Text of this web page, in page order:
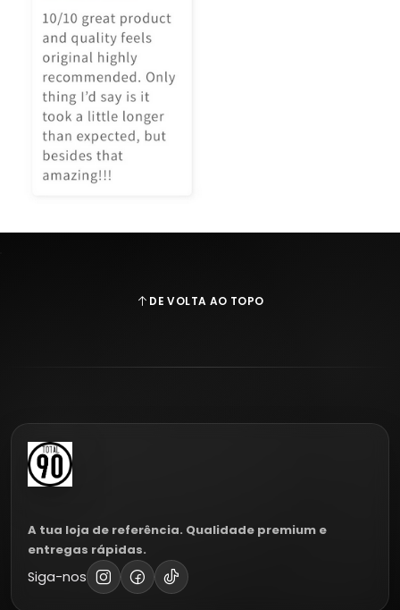
DE VOLTA AO TOPO
A tua loja de referência. Qualidade premium e
entregas rápidas.
Siga-nos